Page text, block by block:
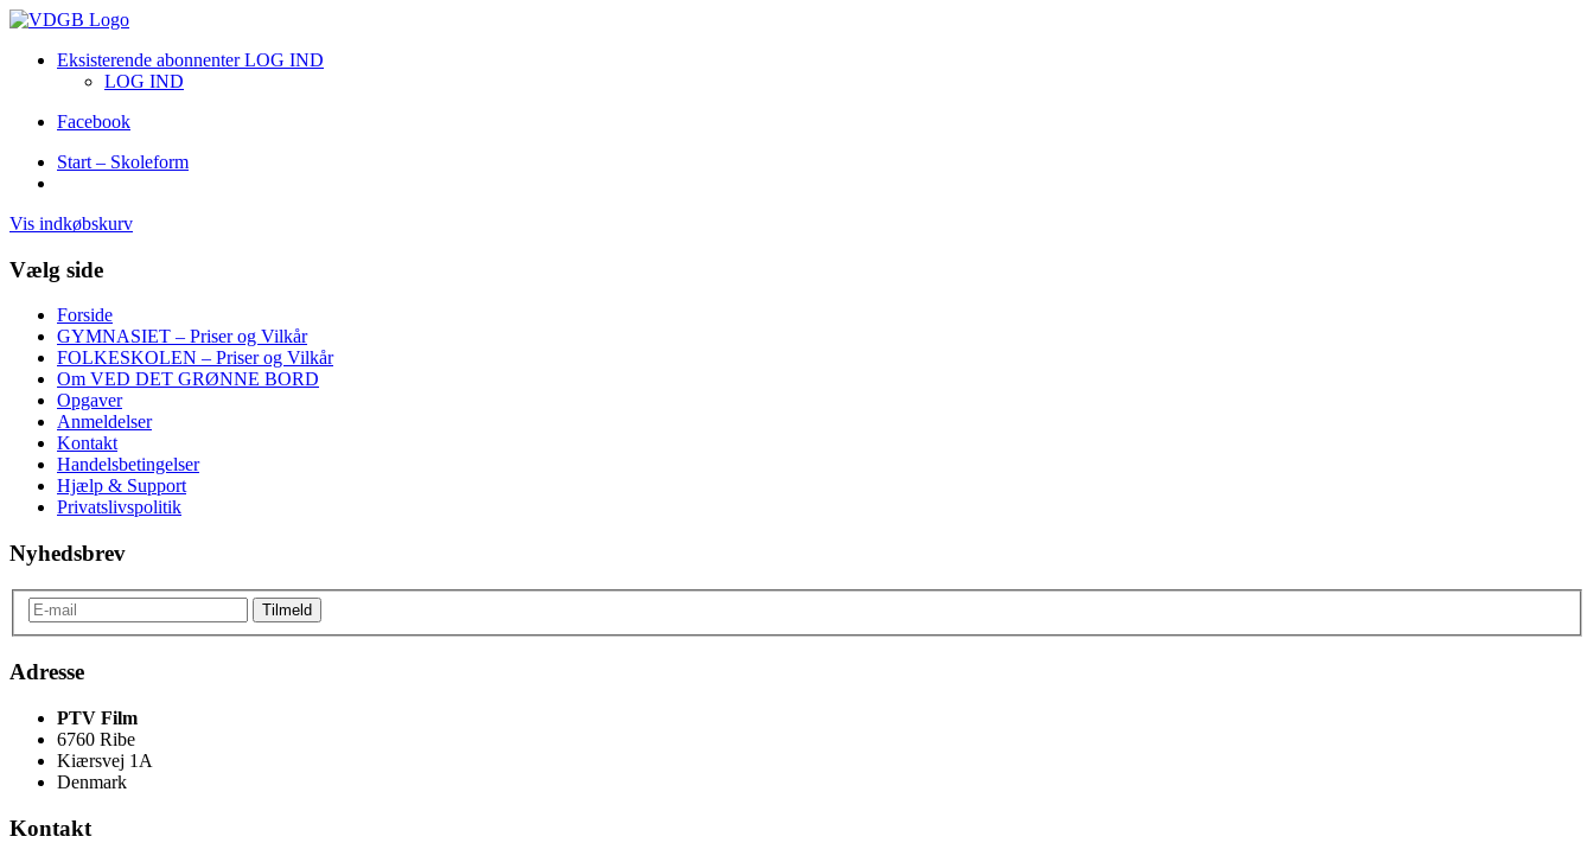
Eksisterende abonnenter LOG IND
LOG IND
Facebook
Start – Skoleform
Vis indkøbskurv
Vælg side
Forside
GYMNASIET – Priser og Vilkår
FOLKESKOLEN – Priser og Vilkår
Om VED DET GRØNNE BORD
Opgaver
Anmeldelser
Kontakt
Handelsbetingelser
Hjælp & Support
Privatslivspolitik
Nyhedsbrev
Adresse
PTV Film
6760 Ribe
Kiærsvej 1A
Denmark
Kontakt